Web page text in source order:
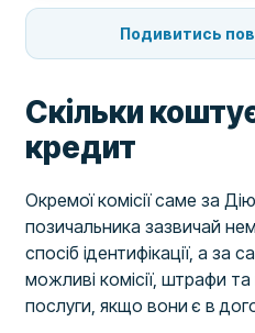
Подивитись
Скільки
кредит
Окремої комісії саме за
позичальника зазвичай
спосіб ідентифікації, а за
можливі комісії, штрафи та
послуги, якщо вони є в